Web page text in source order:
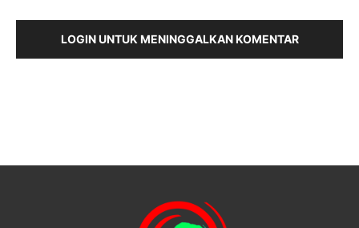
LOGIN UNTUK MENINGGALKAN KOMENTAR